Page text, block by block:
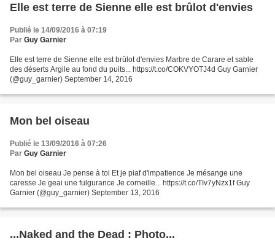
Elle est terre de Sienne elle est brûlot d'envies
Publié le 14/09/2016 à 07:19
Par Guy Garnier
Elle est terre de Sienne elle est brûlot d'envies Marbre de Carare et sable
des déserts Argile au fond du puits... https://t.co/COKVYOTJ4d Guy Garnier
(@guy_garnier) September 14, 2016
Mon bel oiseau
Publié le 13/09/2016 à 07:26
Par Guy Garnier
Mon bel oiseau Je pense à toi Et je piaf d'impatience Je mésange une
caresse Je geai une fulgurance Je corneille... https://t.co/TIv7yNzx1f Guy
Garnier (@guy_garnier) September 13, 2016
...Naked and the Dead : Photo...